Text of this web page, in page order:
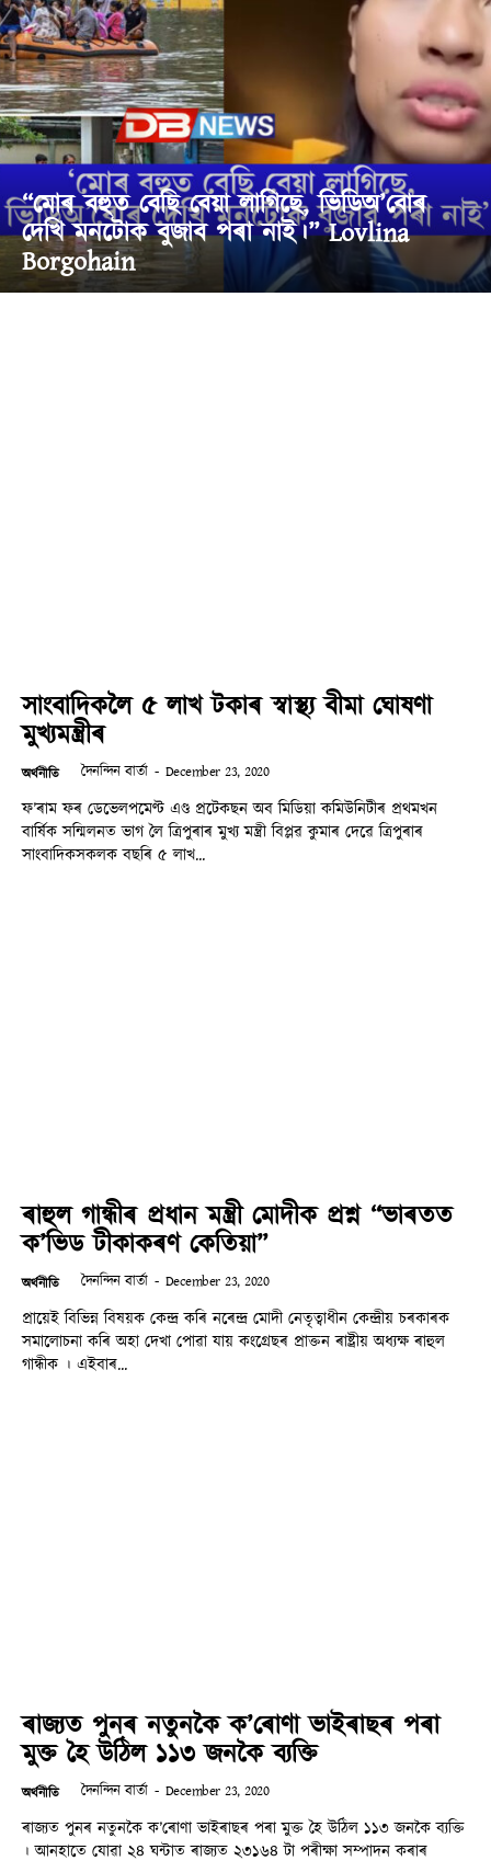
“মোৰ বহুত বেছি বেয়া লাগিছে, ভিডিঅ’বোৰ
দেখি মনটোক বুজাব পৰা নাই।” Lovlina
Borgohain
সাংবাদিকলৈ ৫ লাখ টকাৰ স্বাস্থ্য বীমা ঘোষণা
মুখ্যমন্ত্ৰীৰ
অৰ্থনীতি দৈনন্দিন বাৰ্তা - December 23, 2020
ফ’ৰাম ফৰ ডেভেলপমেণ্ট এণ্ড প্ৰটেকছন অব মিডিয়া কমিউনিটীৰ প্ৰথমখন
বাৰ্ষিক সন্মিলনত ভাগ লৈ ত্ৰিপুৰাৰ মুখ্য মন্ত্ৰী বিপ্লৱ কুমাৰ দেৱে ত্ৰিপুৰাৰ
সাংবাদিকসকলক বছৰি ৫ লাখ...
ৰাহুল গান্ধীৰ প্ৰধান মন্ত্ৰী মোদীক প্ৰশ্ন “ভাৰতত
ক’ভিড টীকাকৰণ কেতিয়া”
অৰ্থনীতি দৈনন্দিন বাৰ্তা - December 23, 2020
প্ৰায়েই বিভিন্ন বিষয়ক কেন্দ্ৰ কৰি নৰেন্দ্ৰ মোদী নেতৃত্বাধীন কেন্দ্ৰীয় চৰকাৰক
সমালোচনা কৰি অহা দেখা পোৱা যায় কংগ্ৰেছৰ প্ৰাক্তন ৰাষ্ট্ৰীয় অধ্যক্ষ ৰাহুল
গান্ধীক । এইবাৰ...
ৰাজ্যত পুনৰ নতুনকৈ ক’ৰোণা ভাইৰাছৰ পৰা
মুক্ত হৈ উঠিল ১১৩ জনকৈ ব্যক্তি
অৰ্থনীতি দৈনন্দিন বাৰ্তা - December 23, 2020
ৰাজ্যত পুনৰ নতুনকৈ ক’ৰোণা ভাইৰাছৰ পৰা মুক্ত হৈ উঠিল ১১৩ জনকৈ ব্যক্তি
। আনহাতে যোৱা ২৪ ঘন্টাত ৰাজ্যত ২৩১৬৪ টা পৰীক্ষা সম্পাদন কৰাৰ